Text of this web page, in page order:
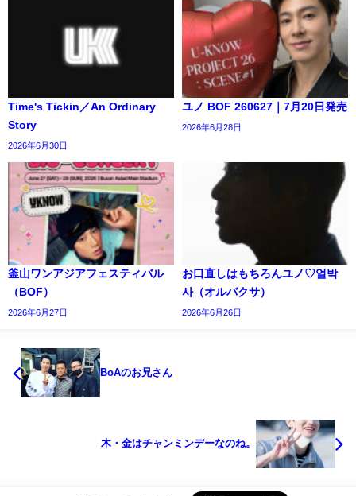
Time's Tickin／An Ordinary
Story
2026年6月30日
ユノ BOF 260627｜7月20日発売
2026年6月28日
釜山ワンアジアフェスティバル
（BOF）
2026年6月27日
お口直しはもちろんユノ♡얼박
사（オルバクサ）
2026年6月26日
BoAのお兄さん
木・金はチャンミンデーなのね。